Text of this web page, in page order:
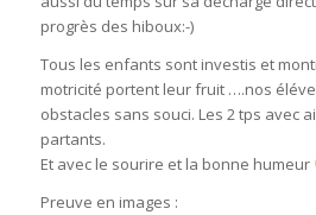
progrès des hiboux:-)
Tous les enfants sont investis et
motricité portent leur fruit ….nos
obstacles sans souci. Les 2 tps avec
partants.
Et avec le sourire et la bonne humeur
Preuve en images :